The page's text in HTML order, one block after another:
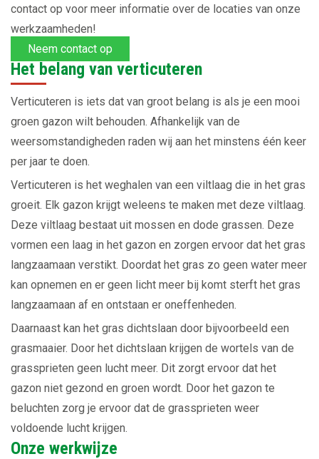
contact op voor meer informatie over de locaties van onze
werkzaamheden!
Neem contact op
Het belang van verticuteren
Verticuteren is iets dat van groot belang is als je een mooi
groen gazon wilt behouden. Afhankelijk van de
weersomstandigheden raden wij aan het minstens één keer
per jaar te doen.
Verticuteren is het weghalen van een viltlaag die in het gras
groeit. Elk gazon krijgt weleens te maken met deze viltlaag.
Deze viltlaag bestaat uit mossen en dode grassen. Deze
vormen een laag in het gazon en zorgen ervoor dat het gras
langzaamaan verstikt. Doordat het gras zo geen water meer
kan opnemen en er geen licht meer bij komt sterft het gras
langzaamaan af en ontstaan er oneffenheden.
Daarnaast kan het gras dichtslaan door bijvoorbeeld een
grasmaaier. Door het dichtslaan krijgen de wortels van de
grassprieten geen lucht meer. Dit zorgt ervoor dat het
gazon niet gezond en groen wordt. Door het gazon te
beluchten zorg je ervoor dat de grassprieten weer
voldoende lucht krijgen.
Onze werkwijze